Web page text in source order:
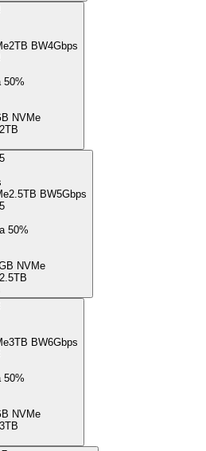
2TB BW4Gbps
50%
NVMe
2.5TB BW5Gbps
50%
NVMe
3TB BW6Gbps
50%
NVMe